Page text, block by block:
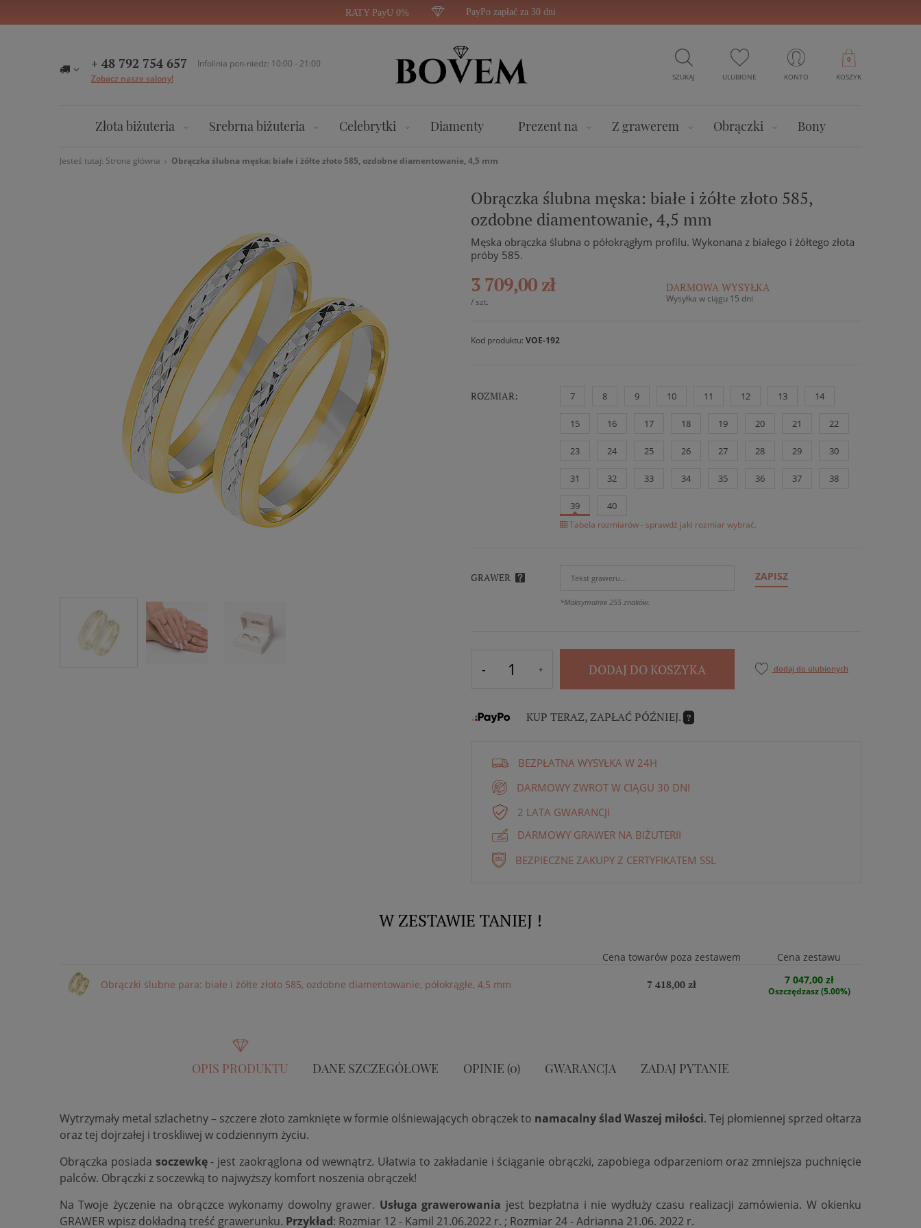
RATY PayU 0% PayPo zapłać za 30 dni
+ 48 792 754 657
Infolinia pon-niedz: 10:00 - 21:00
Zobacz nasze salony!
SZUKAJ ULUBIONE KONTO KOSZYK
0
Złota biżuteria Srebrna biżuteria Celebrytki Diamenty Prezent na Z grawerem Obrączki Bony
Jesteś tutaj: Strona główna Obrączka ślubna męska: białe i żółte złoto 585, ozdobne diamentowanie, 4,5 mm
Obrączka ślubna męska: białe i żółte złoto 585,
ozdobne diamentowanie, 4,5 mm
Męska obrączka ślubna o półokrągłym profilu. Wykonana z białego i żółtego złota
próby 585.
3 709,00 zł
/ szt.
DARMOWA WYSYŁKA
Wysyłka w ciągu 15 dni
Kod produktu: VOE-192
ROZMIAR: 7 8 9 10 11 12 13 14
15 16 17 18 19 20 21 22
23 24 25 26 27 28 29 30
31 32 33 34 35 36 37 38
39 40
Tabela rozmiarów - sprawdź jaki rozmiar wybrać.
GRAWER ZAPISZ
*Maksymalnie 255 znaków.
DODAJ DO KOSZYKA dodaj do ulubionych
KUP TERAZ, ZAPŁAĆ PÓŹNIEJ. ?
BEZPŁATNA WYSYŁKA W 24H
DARMOWY ZWROT W CIĄGU 30 DNI
2 LATA GWARANCJI
DARMOWY GRAWER NA BIŻUTERII
BEZPIECZNE ZAKUPY Z CERTYFIKATEM SSL
W ZESTAWIE TANIEJ !
Cena towarów poza zestawem Cena zestawu
Obrączki ślubne para: białe i żółte złoto 585, ozdobne diamentowanie, półokrągłe, 4,5 mm 7 418,00 zł 7 047,00 zł
Oszczędzasz (5.00%)
OPIS PRODUKTU DANE SZCZEGÓŁOWE OPINIE (0) GWARANCJA ZADAJ PYTANIE
Wytrzymały metal szlachetny – szczere złoto zamknięte w formie olśniewających obrączek to namacalny ślad Waszej miłości. Tej płomiennej sprzed ołtarza
oraz tej dojrzałej i troskliwej w codziennym życiu.
Obrączka posiada soczewkę- jest zaokrąglona od wewnątrz. Ułatwia to zakładanie i ściąganie obrączki, zapobiega odparzeniom oraz zmniejsza puchnięcie
palców. Obrączki z soczewką to najwyższy komfort noszenia obrączek!
Na Twoje życzenie na obrączce wykonamy dowolny grawer. Usługa grawerowania jest bezpłatna i nie wydłuży czasu realizacji zamówienia. W okienku
GRAWER wpisz dokładną treść grawerunku. Przykład: Rozmiar 12 - Kamil 21.06.2022 r. ; Rozmiar 24 - Adrianna 21.06. 2022 r.